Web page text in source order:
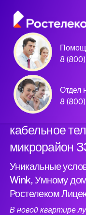
8
Отдел
8
Подключили
кабельное
микрорайон
Уникальные
Wink, Умному
Ростелеком
В новой квартире